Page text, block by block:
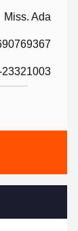
Miss. Ada